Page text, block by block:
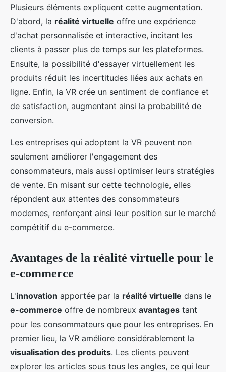
Plusieurs éléments expliquent cette augmentation.
D'abord, la réalité virtuelle offre une expérience
d'achat personnalisée et interactive, incitant les
clients à passer plus de temps sur les plateformes.
Ensuite, la possibilité d'essayer virtuellement les
produits réduit les incertitudes liées aux achats en
ligne. Enfin, la VR crée un sentiment de confiance et
de satisfaction, augmentant ainsi la probabilité de
conversion.
Les entreprises qui adoptent la VR peuvent non
seulement améliorer l'engagement des
consommateurs, mais aussi optimiser leurs stratégies
de vente. En misant sur cette technologie, elles
répondent aux attentes des consommateurs
modernes, renforçant ainsi leur position sur le marché
compétitif du e-commerce.
Avantages de la réalité virtuelle pour le
e-commerce
L'innovation apportée par la réalité virtuelle dans le
e-commerce offre de nombreux avantages tant
pour les consommateurs que pour les entreprises. En
premier lieu, la VR améliore considérablement la
visualisation des produits. Les clients peuvent
explorer les articles sous tous les angles, ce qui leur